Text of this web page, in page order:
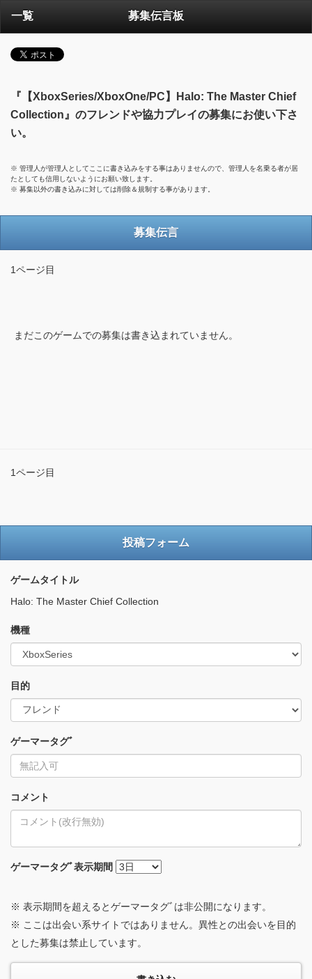
一覧 募集伝言板
『【XboxSeries/XboxOne/PC】Halo: The Master Chief
Collection』のフレンドや協力プレイの募集にお使い下さ
い。
※ 管理人が管理人としてここに書き込みをする事はありませんので、管理人を名乗る者が居
たとしても信用しないようにお願い致します。
※ 募集以外の書き込みに対しては削除＆規制する事があります。
募集伝言
1ページ目
まだこのゲームでの募集は書き込まれていません。
1ページ目
投稿フォーム
ゲームタイトル
Halo: The Master Chief Collection
機種
目的
ゲーマータグﾞ
コメント
ゲーマータグﾞ表示期間
※ 表示期間を超えるとゲーマータグﾞは非公開になります。
※ ここは出会い系サイトではありません。異性との出会いを目的
とした募集は禁止しています。